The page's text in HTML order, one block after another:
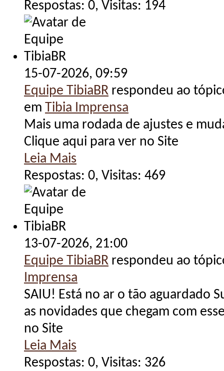
Respostas: 0, Visitas: 194
15-07-2026, 09:59
Equipe TibiaBR respondeu ao
em Tibia Imprensa
Mais uma rodada de ajustes e
Clique aqui para ver no Site
Leia Mais
Respostas: 0, Visitas: 469
13-07-2026, 21:00
Equipe TibiaBR respondeu ao
Imprensa
SAIU! Está no ar o tão aguardado
as novidades que chegam com
no Site
Leia Mais
Respostas: 0, Visitas: 326